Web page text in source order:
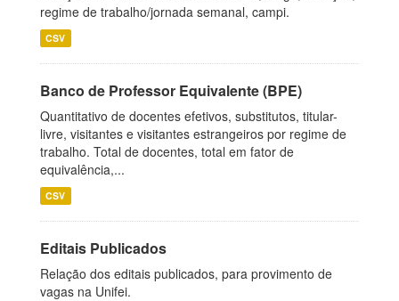
regime de trabalho/jornada semanal, campi.
CSV
Banco de Professor Equivalente (BPE)
Quantitativo de docentes efetivos, substitutos, titular-
livre, visitantes e visitantes estrangeiros por regime de
trabalho. Total de docentes, total em fator de
equivalência,...
CSV
Editais Publicados
Relação dos editais publicados, para provimento de
vagas na Unifei.